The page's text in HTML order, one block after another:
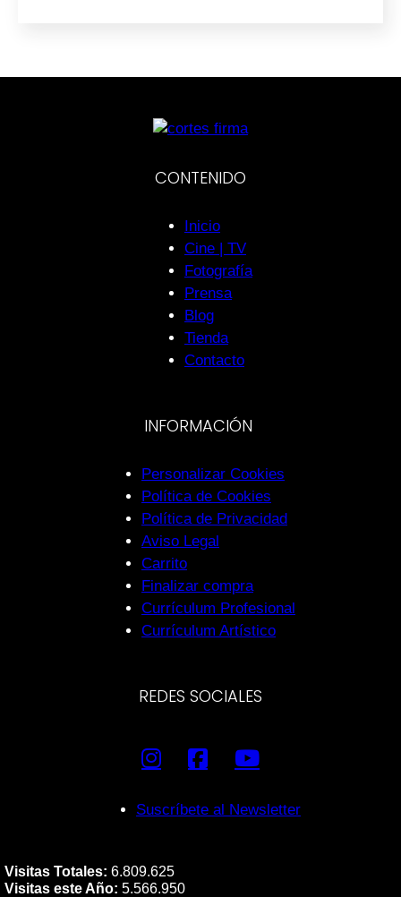
CONTENIDO
Inicio
Cine | TV
Fotografía
Prensa
Blog
Tienda
Contacto
INFORMACIÓN
Personalizar Cookies
Política de Cookies
Política de Privacidad
Aviso Legal
Carrito
Finalizar compra
Currículum Profesional
Currículum Artístico
REDES SOCIALES
Suscríbete al Newsletter
Visitas Totales: 6.809.625
Visitas este Año: 5.566.950